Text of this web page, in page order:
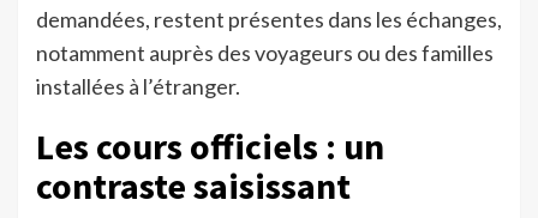
demandées, restent présentes dans les échanges,
notamment auprès des voyageurs ou des familles
installées à l’étranger.
Les cours officiels : un
contraste saisissant